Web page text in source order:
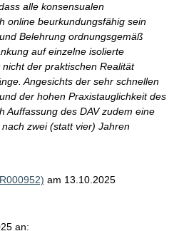
alle konsensualen
online beurkundungsfähig sein
Belehrung ordnungsgemäß
auf einzelne isolierte
der praktischen Realität
Angesichts der sehr schnellen
der hohen Praxistauglichkeit des
Auffassung des DAV zudem eine
zwei (statt vier) Jahren
am 13.10.2025
an: